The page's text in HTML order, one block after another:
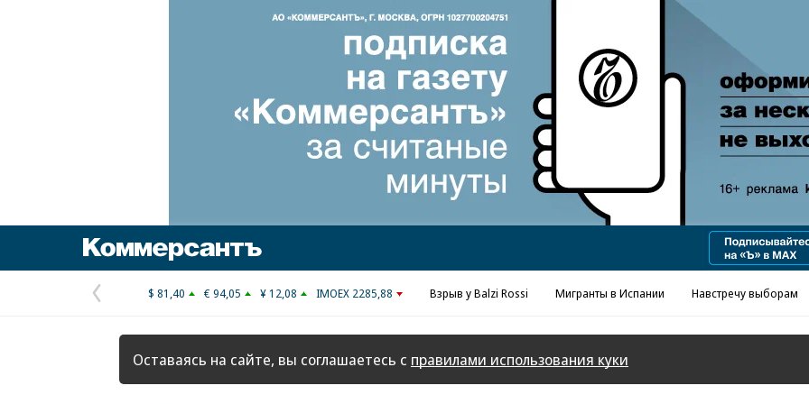
Реклама в «Ъ» www.kommersant.ru/ad
Предыдущая
страница
$ 81,40 € 94,05 ¥ 12,08 IMOEX 2285,88 Взрыв у Balzi Rossi Мигранты в Испании Навстречу выборам
Оставаясь на сайте, вы соглашаетесь с правилами использования куки